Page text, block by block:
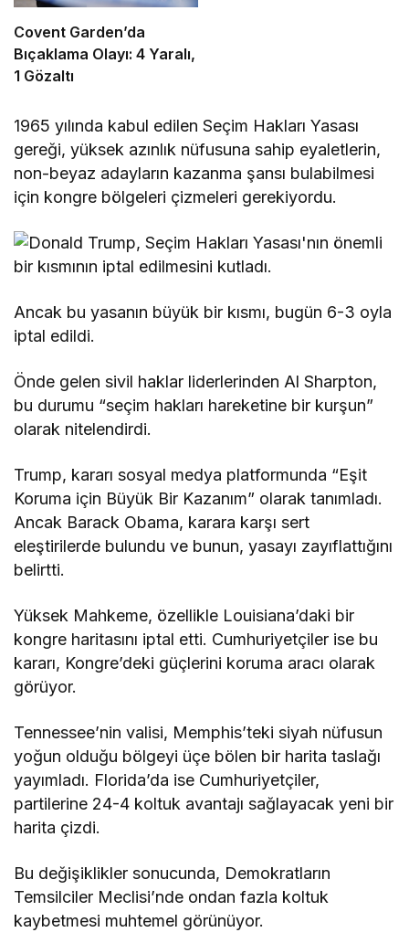
Covent Garden’da
Bıçaklama Olayı: 4 Yaralı,
1 Gözaltı
1965 yılında kabul edilen Seçim Hakları Yasası
gereği, yüksek azınlık nüfusuna sahip eyaletlerin,
non-beyaz adayların kazanma şansı bulabilmesi
için kongre bölgeleri çizmeleri gerekiyordu.
Ancak bu yasanın büyük bir kısmı, bugün 6-3 oyla
iptal edildi.
Önde gelen sivil haklar liderlerinden Al Sharpton,
bu durumu “seçim hakları hareketine bir kurşun”
olarak nitelendirdi.
Trump, kararı sosyal medya platformunda “Eşit
Koruma için Büyük Bir Kazanım” olarak tanımladı.
Ancak Barack Obama, karara karşı sert
eleştirilerde bulundu ve bunun, yasayı zayıflattığını
belirtti.
Yüksek Mahkeme, özellikle Louisiana’daki bir
kongre haritasını iptal etti. Cumhuriyetçiler ise bu
kararı, Kongre’deki güçlerini koruma aracı olarak
görüyor.
Tennessee’nin valisi, Memphis’teki siyah nüfusun
yoğun olduğu bölgeyi üçe bölen bir harita taslağı
yayımladı. Florida’da ise Cumhuriyetçiler,
partilerine 24-4 koltuk avantajı sağlayacak yeni bir
harita çizdi.
Bu değişiklikler sonucunda, Demokratların
Temsilciler Meclisi’nde ondan fazla koltuk
kaybetmesi muhtemel görünüyor.